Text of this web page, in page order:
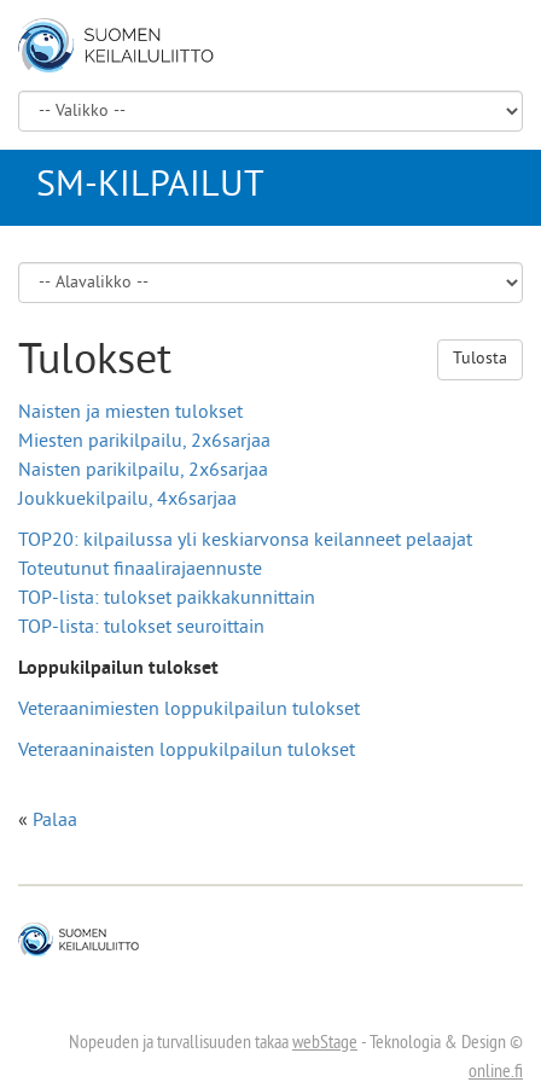
SM-KILPAILUT
Tulosta
Tulokset
Naisten ja miesten tulokset
Miesten parikilpailu, 2x6sarjaa
Naisten parikilpailu, 2x6sarjaa
Joukkuekilpailu, 4x6sarjaa
TOP20: kilpailussa yli keskiarvonsa keilanneet pelaajat
Toteutunut finaalirajaennuste
TOP-lista: tulokset paikkakunnittain
TOP-lista: tulokset seuroittain
Loppukilpailun tulokset
Veteraanimiesten loppukilpailun tulokset
Veteraaninaisten loppukilpailun tulokset
« Palaa
Nopeuden ja turvallisuuden takaawebStage- Teknologia & Design ©
online.fi